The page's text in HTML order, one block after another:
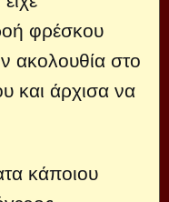
φρέσκου
ακολουθία στο
και άρχισα να
κάποιου